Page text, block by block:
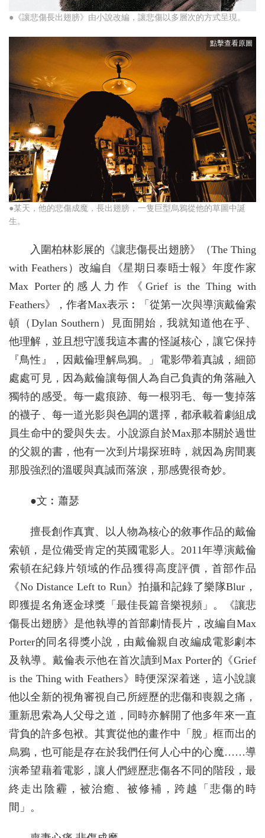
●《讓悲傷長出翅膀》由小說改編，讓悲傷以多層次的方式呈現。
●某天，他的悲傷成魔，長出翅膀，一隻巨型烏鴉從他的草圖中誕
生。
入圍柏林影展的《讓悲傷長出翅膀》（The Thing
with Feathers）改編自《星期日泰晤士報》年度作家
Max Porter的感人力作《Grief is the Thing with
Feathers》，作者Max表示︰「從第一次與導演戴倫索
頓（Dylan Southern）見面開始，我就知道他在乎、
他理解，並且想守護我這本書的怪誕核心，讓它保持
『鳥性』，因戴倫理解烏鴉。」電影帶着真誠，細節
處處可見，因為戴倫讓每個人為自己負責的角落融入
獨特的感受。每一處痕跡、每一根羽毛、每一隻掉落
的襪子、每一道光影與色調的選擇，都承載着劇組成
員生命中的愛與失去。小說源自於Max那本關於過世
的父親的書，他有一次到片場探班時，就因為房間裏
那股強烈的溫暖與真誠而落淚，那感覺很奇妙。
●文︰蕭瑟
擅長創作真實、以人物為核心的敘事作品的戴倫
索頓，是位備受肯定的英國電影人。2011年導演戴倫
索頓在紀錄片領域的作品獲得高度評價，首部作品
《No Distance Left to Run》拍攝和記錄了樂隊Blur，
即獲提名角逐金球獎「最佳長篇音樂視頻」。《讓悲
傷長出翅膀》是他執導的首部劇情長片，改編自Max
Porter的同名得獎小說，由戴倫親自改編成電影劇本
及執導。戴倫表示他在首次讀到Max Porter的《Grief
is the Thing with Feathers》時便深深着迷，這小說讓
他以全新的視角審視自己所經歷的悲傷和喪親之痛，
重新思索為人父母之道，同時亦解開了他多年來一直
背負的許多包袱。其實從他的畫作中「脫」框而出的
烏鴉，也可能是存在於我們任何人心中的心魔……導
演希望藉着電影，讓人們經歷悲傷各不同的階段，最
終走出陰霾，被治癒、被修補，跨越「悲傷的時
間」。